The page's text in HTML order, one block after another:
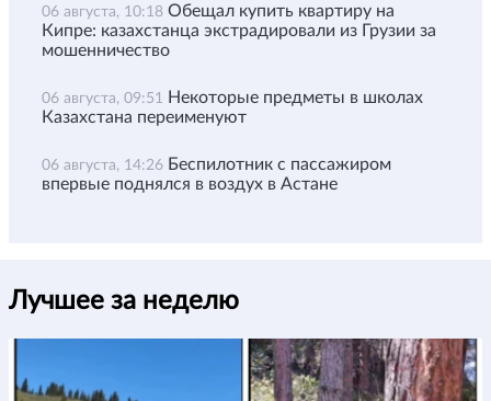
06 августа, 10:18 Обещал купить квартиру на
Кипре: казахстанца экстрадировали из Грузии за
мошенничество
06 августа, 09:51
Некоторые предметы в школах
Казахстана переименуют
06 августа, 14:26 Беспилотник с пассажиром
впервые поднялся в воздух в Астане
Лучшее за неделю